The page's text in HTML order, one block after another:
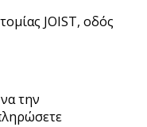
JOIST, οδός
την